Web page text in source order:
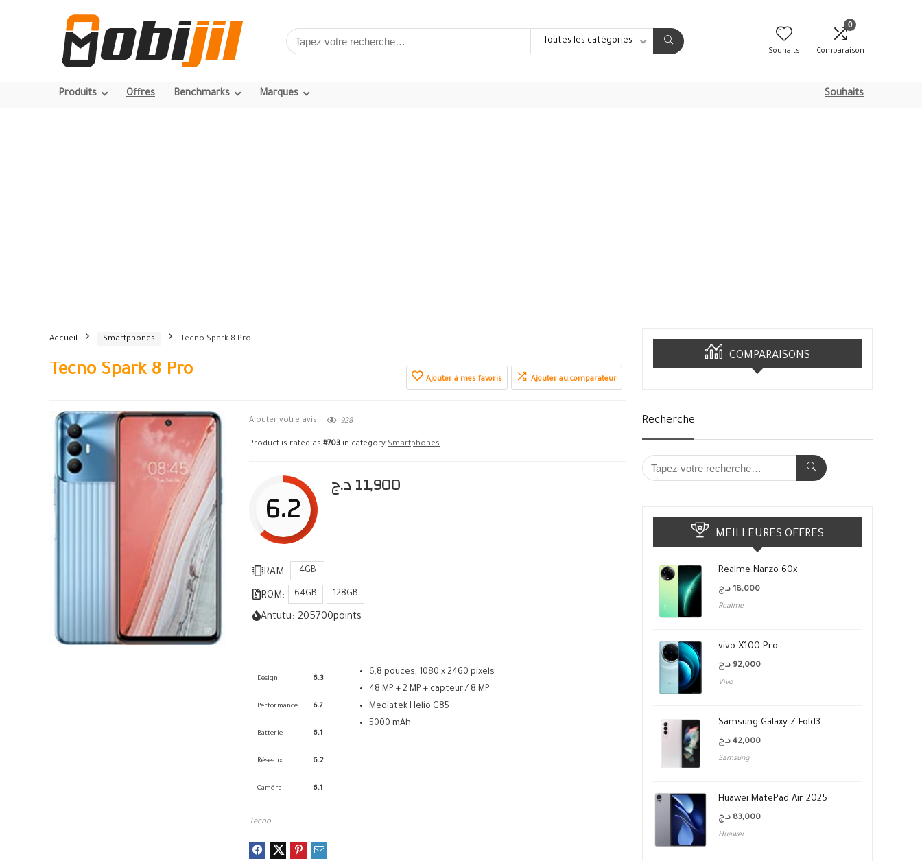
Toutes les catégories
Souhaits
0
Comparaison
Produits Offres Benchmarks Marques Souhaits
Accueil Smartphones Tecno Spark 8 Pro
Tecno Spark 8 Pro Ajouter à mes favoris Ajouter au comparateur
Ajouter votre avis 928
Product is rated as#703 in categorySmartphones
6.2 11,900د.ج
RAM: 4GB
ROM: 64GB 128GB
Antutu: 205700points
Design 6.3
Performance 6.7
Batterie 6.1
Réseaux 6.2
Caméra 6.1
6,8 pouces, 1080 x 2460 pixels
48 MP + 2 MP + capteur / 8 MP
Mediatek Helio G85
5000 mAh
Tecno
COMPARAISONS
Recherche
MEILLEURES OFFRES
Realme Narzo 60x
18,000 د.ج
Realme
vivo X100 Pro
92,000 د.ج
Vivo
Samsung Galaxy Z Fold3
42,000 د.ج
Samsung
Huawei MatePad Air 2025
83,000 د.ج
Huawei